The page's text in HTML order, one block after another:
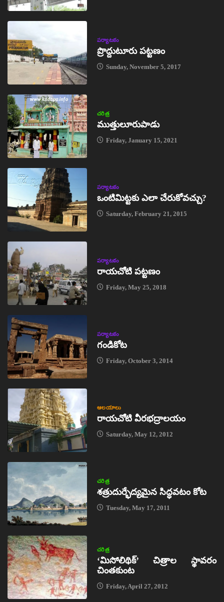
పర్యాటకం
ప్రొద్దుటూరు పట్టణం
Sunday, November 5, 2017
చరిత్ర
ముత్తులూరుపాడు
Friday, January 15, 2021
పర్యాటకం
ఒంటిమిట్టకు ఎలా చేరుకోవచ్చు?
Saturday, February 21, 2015
పర్యాటకం
రాయచోటి పట్టణం
Friday, May 25, 2018
పర్యాటకం
గండికోట
Friday, October 3, 2014
ఆలయాలు
రాయచోటి వీరభద్రాలయం
Saturday, May 12, 2012
చరిత్ర
శత్రుదుర్భేద్యమైన సిద్ధవటం కోట
Tuesday, May 17, 2011
చరిత్ర
‘మిసోలిథిక్‌’ చిత్రాల స్థావరం
చింతకుంట
Friday, April 27, 2012